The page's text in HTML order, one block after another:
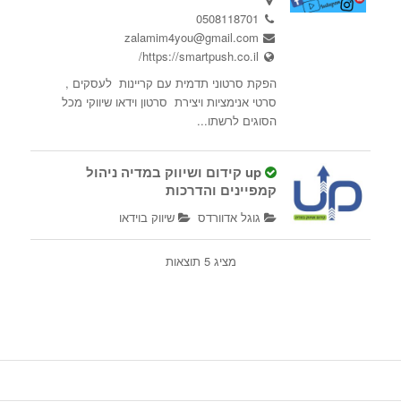
0508118701
zalamim4you@gmail.com
https://smartpush.co.il/
הפקת סרטוני תדמית עם קריינות לעסקים ,
סרטי אנימציות ויצירת סרטון וידאו שיווקי מכל
הסוגים לרשתו...
up קידום ושיווק במדיה ניהול
קמפיינים והדרכות
גוגל אדוורדס
שיווק בוידאו
רמות מאיר
0523315433
.1קיד...
מציג 5 תוצאות